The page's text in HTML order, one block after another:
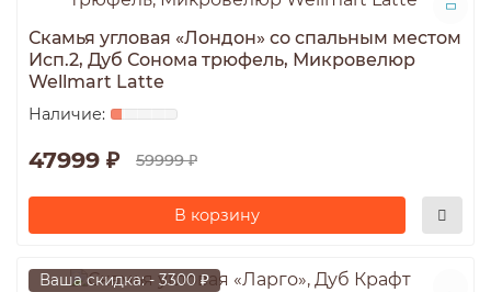
Скамья угловая «Лондон» со спальным местом
Исп.2, Дуб Сонома трюфель, Микровелюр
Wellmart Latte
47999 ₽ 59999 ₽
В корзину
Ваша скидка: - 3300 ₽